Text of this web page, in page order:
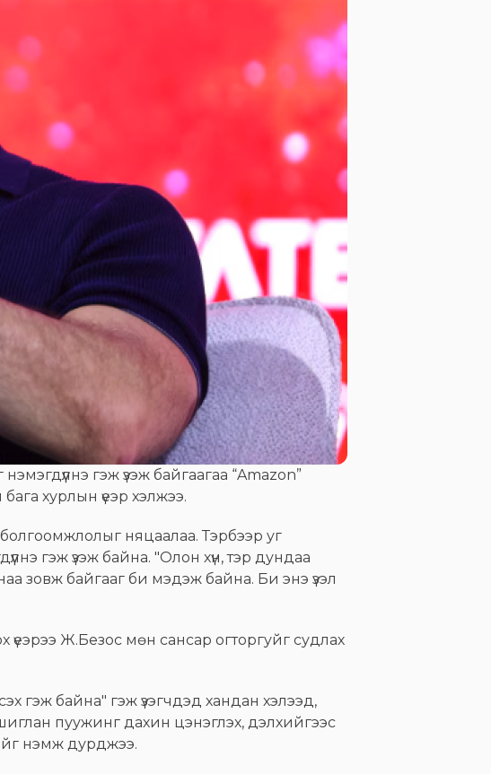
гэж үзэж байгаагаа “Amazon”
хурлын үеэр хэлжээ.
няцаалаа. Тэрбээр уг
гэж үзэж байна. "Олон хүн, тэр дундаа
зовж байгааг би мэдэж байна. Би энэ үзэл
үеэрээ Ж.Безос мөн сансар огторгуйг судлах
гэж байна" гэж үзэгчдэд хандан хэлээд,
пуужинг дахин цэнэглэх, дэлхийгээс
нэмж дурджээ.